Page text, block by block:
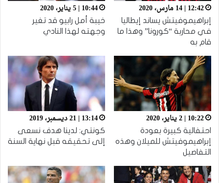
12:42 | 14 مارس، 2020
إبراهيموفيتش يساند إيطاليا
في محاربة “كورونا” وهذا ما
قام به
10:44 | 5 يناير، 2020
خيبة أمل رابيو قد تغير
وجهته لهذا النادي
10:22 | 2 يناير، 2020
احتفالية كبيرة بعودة
إبراهيموفيتش للميلان وهذه
التفاصيل
13:14 | 21 ديسمبر، 2019
كونتي: لدينا هدف نسعى
إلى تحقيقه قبل نهاية السنة